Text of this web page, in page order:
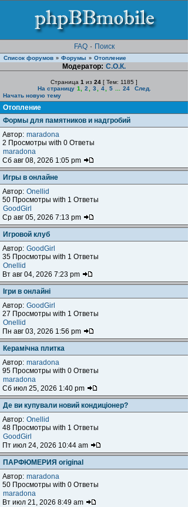
FAQ · Поиск
Список форумов » Форумы » Отопление
Модератор: С.О.К.
Страница 1 из 24 [ Тем: 1185 ]
На страницу 1 2 3 4 5 24
След.
Начать новую тему
Отопление
Формы для памятников и надгробий
Автор: maradona
2 Просмотры with 0 Ответы
maradona
Сб авг 08, 2026 1:05 pm
Игры в онлайне
Автор: Onellid
50 Просмотры with 1 Ответы
GoodGirl
Ср авг 05, 2026 7:13 pm
Игровой клуб
Автор: GoodGirl
35 Просмотры with 1 Ответы
Onellid
Вт авг 04, 2026 7:23 pm
Ігри в онлайні
Автор: GoodGirl
27 Просмотры with 1 Ответы
Onellid
Пн авг 03, 2026 1:56 pm
Керамічна плитка
Автор: maradona
95 Просмотры with 0 Ответы
maradona
Сб июл 25, 2026 1:40 pm
Де ви купували новий кондиціонер?
Автор: Onellid
48 Просмотры with 1 Ответы
GoodGirl
Пт июл 24, 2026 10:44 am
ПАРФЮМЕРИЯ original
Автор: maradona
50 Просмотры with 0 Ответы
maradona
Вт июл 21, 2026 8:49 am